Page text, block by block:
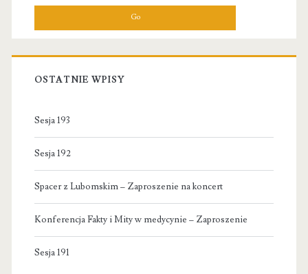
OSTATNIE WPISY
Sesja 193
Sesja 192
Spacer z Lubomskim – Zaproszenie na koncert
Konferencja Fakty i Mity w medycynie – Zaproszenie
Sesja 191